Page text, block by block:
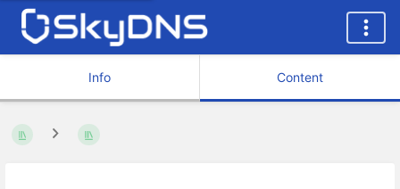
Info Content